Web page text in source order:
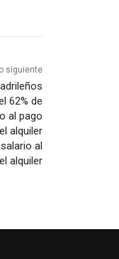
siguiente
al
alquiler